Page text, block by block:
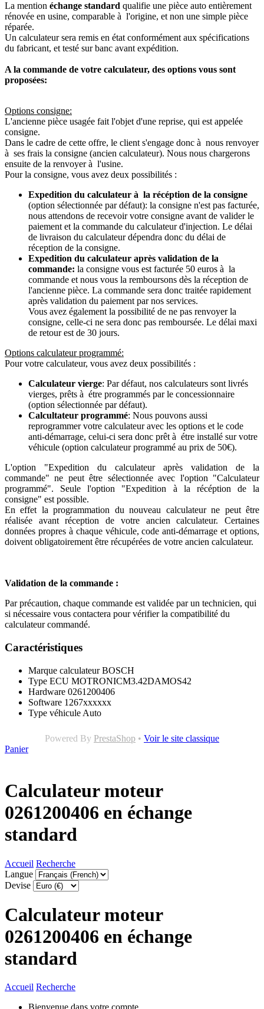
La mention échange standard qualifie une pièce auto entièrement
rénovée en usine, comparable à l'origine, et non une simple pièce
réparée.
Un calculateur sera remis en état conformément aux spécifications
du fabricant, et testé sur banc avant expédition.
A la commande de votre calculateur, des options vous sont
proposées:
Options consigne:
L'ancienne pièce usagée fait l'objet d'une reprise, qui est appelée
consigne.
Dans le cadre de cette offre, le client s'engage donc à nous renvoyer
à ses frais la consigne (ancien calculateur). Nous nous chargerons
ensuite de la renvoyer à l'usine.
Pour la consigne, vous avez deux possibilités :
Expedition du calculateur à la récéption de la consigne
(option sélectionnée par défaut): la consigne n'est pas facturée,
nous attendons de recevoir votre consigne avant de valider le
paiement et la commande du calculateur d'injection. Le délai
de livraison du calculateur dépendra donc du délai de
réception de la consigne.
Expedition du calculateur après validation de la
commande: la consigne vous est facturée 50 euros à la
commande et nous vous la remboursons dès la réception de
l'ancienne pièce. La commande sera donc traitée rapidement
après validation du paiement par nos services.
Vous avez également la possibilité de ne pas renvoyer la
consigne, celle-ci ne sera donc pas remboursée. Le délai maxi
de retour est de 30 jours.
Options calculateur programmé:
Pour votre calculateur, vous avez deux possibilités :
Calculateur vierge: Par défaut, nos calculateurs sont livrés
vierges, prêts à étre programmés par le concessionnaire
(option sélectionnée par défaut).
Calcultateur programmé: Nous pouvons aussi
reprogrammer votre calculateur avec les options et le code
anti-démarrage, celui-ci sera donc prêt à étre installé sur votre
véhicule (option calculateur programmé au prix de 50€).
L'option "Expedition du calculateur après validation de la
commande" ne peut être sélectionnée avec l'option "Calculateur
programmé". Seule l'option "Expedition à la récéption de la
consigne" est possible.
En effet la programmation du nouveau calculateur ne peut être
réalisée avant réception de votre ancien calculateur. Certaines
données propres à chaque véhicule, code anti-démarrage et options,
doivent obligatoirement être récupérées de votre ancien calculateur.
Validation de la commande :
Par précaution, chaque commande est validée par un technicien, qui
si nécessaire vous contactera pour vérifier la compatibilité du
calculateur commandé.
Caractéristiques
Marque calculateur BOSCH
Type ECU MOTRONICM3.42DAMOS42
Hardware 0261200406
Software 1267xxxxxx
Type véhicule Auto
Powered By PrestaShop • Voir le site classique
Panier
Calculateur moteur
0261200406 en échange
standard
Accueil Recherche
Langue
Devise
Calculateur moteur
0261200406 en échange
standard
Accueil Recherche